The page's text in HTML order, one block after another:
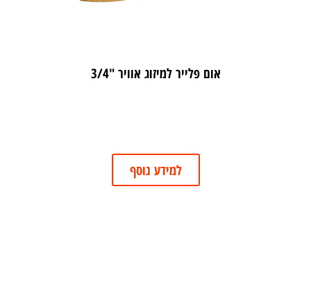
אום פלייר למיזוג אוויר "3/4
למידע נוסף